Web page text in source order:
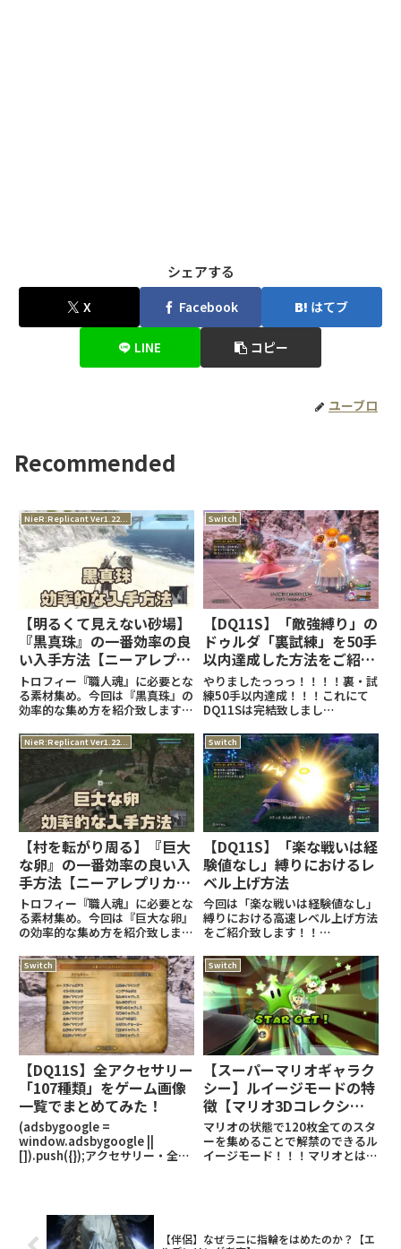
シェアする
X Facebook はてブ
LINE コピー
ユーブロ
Recommended
NieR:Replicant Ver1.22...
【明るくて見えない砂場】
『黒真珠』の一番効率の良
い入手方法【ニーアレプリ
カントver1.22…】
トロフィー『職人魂』に必要とな
る素材集め。今回は『黒真珠』の
効率的な集め方を紹介致します。
事はこちら！トロフィー『職人
魂』の記事はこちら！
(adsbygoogle =
window.adsbygoogle |
Switch
【DQ11S】「敵強縛り」の
ドゥルダ「裏試練」を50手
以内達成した方法をご紹
介！
やりましたっっっ！！！！裏・試
練50手以内達成！！！これにて
DQ11Sは完結致しまし
あえず、敵強縛りの裏試練50手
以内の攻略を記事を書かせて頂き
ますっ！ (adsbygoogle =
window.adsbyg
NieR:Replicant Ver1.22...
【村を転がり周る】『巨大
な卵』の一番効率の良い入
手方法【ニーアレプリカン
トver1.22…】
トロフィー『職人魂』に必要とな
る素材集め。今回は『巨大な卵』
の効率的な集め方を紹介致しま
の記事はこちら！トロフィー『職
人魂』の記事はこちら！
(adsbygoogle =
window.adsbygoogle
Switch
【DQ11S】「楽な戦いは経
験値なし」縛りにおけるレ
ベル上げ方法
今回は「楽な戦いは経験値なし」
縛りにおける高速レベル上げ方法
をご紹介致します！！
window.adsbygoogle ||
[]).push({});普通にスペクタクル
ショーを行うのはＮＧ！なんと
「楽な戦いは
Switch
【DQ11S】全アクセサリー
「107種類」をゲーム画像
一覧でまとめてみた！
(adsbygoogle =
window.adsbygoogle ||
[]).push({});アクセサリー・全種
Switch
【スーパーマリオギャラク
シー】ルイージモードの特
徴【マリオ3Dコレクショ
ン】
マリオの状態で120枚全てのスタ
ーを集めることで解禁のできるル
イージモード！！！マリオとは若
【伴侶】なぜラニに指輪をはめたのか？【エ